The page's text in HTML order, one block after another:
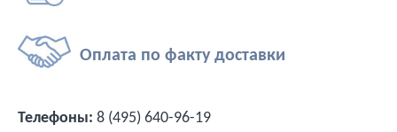
Оплата по фактудоставки
Телефоны: 8 (495) 640-96-19